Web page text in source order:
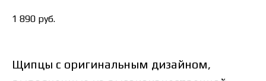
1 890 руб.
Щипцы с оригинальным дизайном,